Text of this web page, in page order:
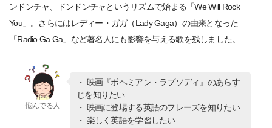
ンドンチャ、ドンドンチャというリズムで始まる「We Will Rock
You」。さらにはレディー・ガガ（Lady Gaga）の由来となった
「Radio Ga Ga」など著名人にも影響を与える歌を残しました。
悩んでる人
・ 映画『ボヘミアン・ラプソディ』のあらす
じを知りたい
・ 映画に登場する英語のフレーズを知りたい
・ 楽しく英語を学習したい